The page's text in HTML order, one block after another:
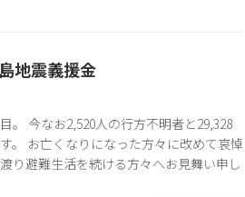
地震義援金
。 今なお2,520人の行方不明者と29,328
。 お亡くなりになった方々に改めて哀悼
り避難生活を続ける方々へお見舞い申し